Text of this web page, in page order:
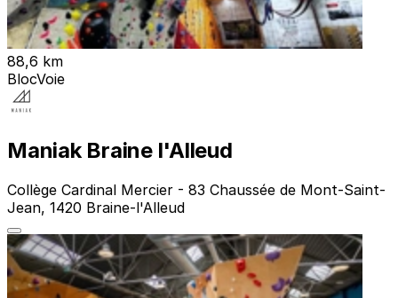
88,6 km
BlocVoie
Maniak Braine l'Alleud
Collège Cardinal Mercier - 83 Chaussée de Mont-Saint-
Jean, 1420 Braine-l'Alleud